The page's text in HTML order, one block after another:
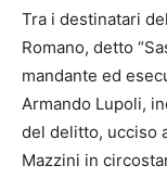
Tra i destinatari
Romano, detto
mandante ed
Armando Lupoli,
del delitto, ucciso
Mazzini in